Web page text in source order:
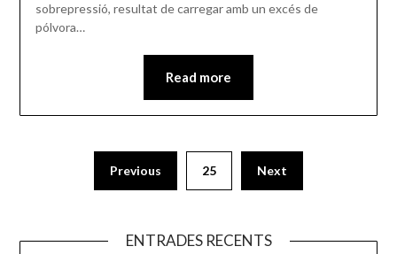
sobrepressió, resultat de carregar amb un excés de
pólvora…
Read more
PaginacióPrevious 25 Next
ENTRADES RECENTS